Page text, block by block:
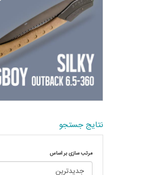
نتایج جستجو
مرتب سازی بر اساس